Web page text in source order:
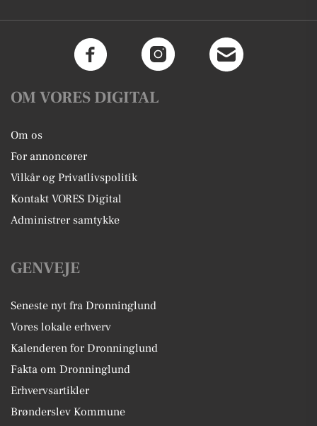
OM VORES DIGITAL
Om os
For annoncører
Vilkår og Privatlivspolitik
Kontakt VORES Digital
Administrer samtykke
GENVEJE
Seneste nyt fra Dronninglund
Vores lokale erhverv
Kalenderen for Dronninglund
Fakta om Dronninglund
Erhvervsartikler
Brønderslev Kommune